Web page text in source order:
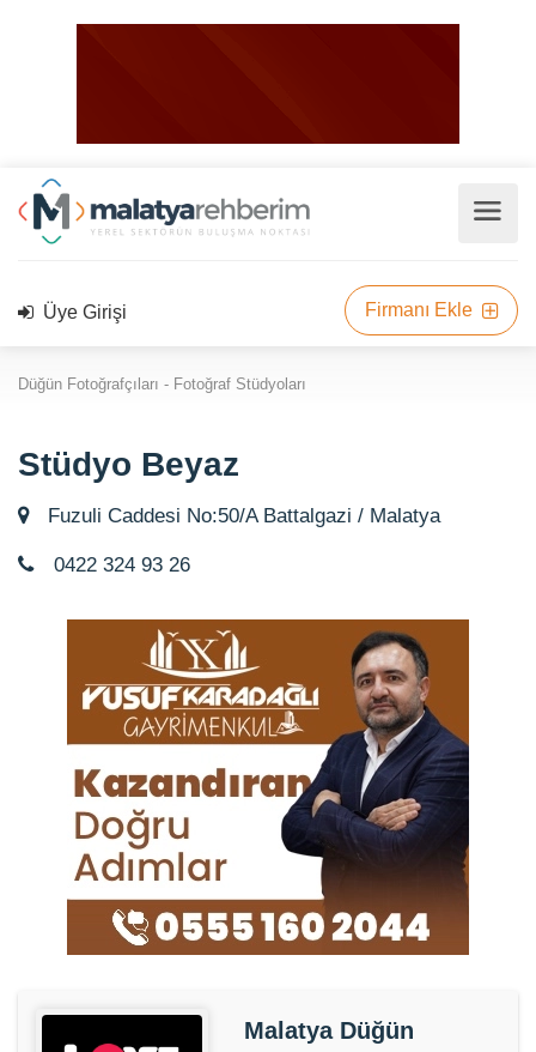
Üye Girişi Firmanı Ekle
Düğün Fotoğrafçıları - Fotoğraf Stüdyoları
Stüdyo Beyaz
Fuzuli Caddesi No:50/A Battalgazi / Malatya
0422 324 93 26
Malatya Düğün